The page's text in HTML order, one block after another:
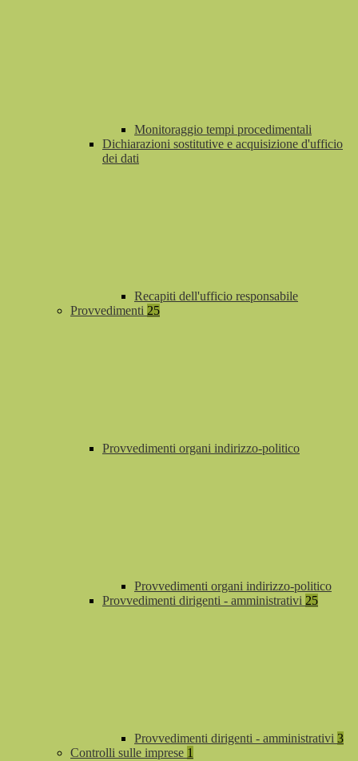
Monitoraggio tempi procedimentali
Dichiarazioni sostitutive e acquisizione d'ufficio
dei dati
Recapiti dell'ufficio responsabile
Provvedimenti 25
Provvedimenti organi indirizzo-politico
Provvedimenti organi indirizzo-politico
Provvedimenti dirigenti - amministrativi 25
Provvedimenti dirigenti - amministrativi 3
Controlli sulle imprese 1